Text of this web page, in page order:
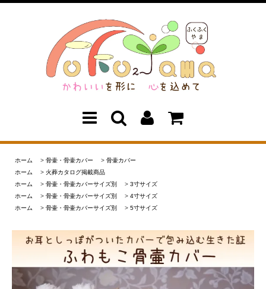
ホーム > 骨壷・骨壷カバー > 骨壷カバー
ホーム
> 火葬カタログ掲載商品
ホーム
> 骨壷・骨壷カバーサイズ別 > 3寸サイズ
ホーム
> 骨壷・骨壷カバーサイズ別 > 4寸サイズ
ホーム
> 骨壷・骨壷カバーサイズ別 > 5寸サイズ